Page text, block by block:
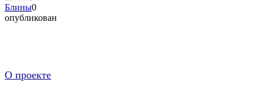
Блины0
опубликован
О проекте